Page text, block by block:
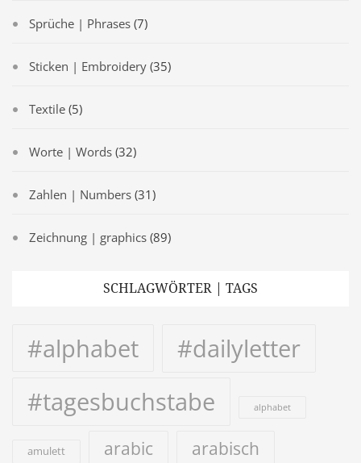
Sprüche | Phrases (7)
Sticken | Embroidery (35)
Textile (5)
Worte | Words (32)
Zahlen | Numbers (31)
Zeichnung | graphics (89)
SCHLAGWÖRTER | TAGS
#alphabet
#dailyletter
#tagesbuchstabe
alphabet
amulett arabic arabisch